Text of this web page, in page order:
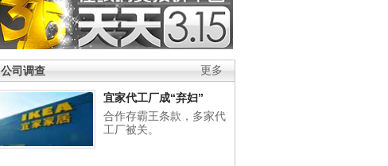
更多
公司调查
宜家代工厂成“弃妇”
合作存霸王条款，多家代
工厂被关。